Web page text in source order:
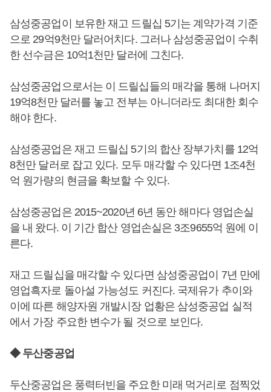
삼성중공업이 보유한 재고 드릴십 5기는 계약가격 기준
으로 29억9천만 달러어치다. 그러나 삼성중공업이 수취
한 선수금은 10억1천만 달러에 그친다.
삼성중공업으로서는 이 드릴십들의 매각을 통해 나머지
19억8천만 달러를 놓고 전부는 아니더라도 최대한 회수
해야 한다.
삼성중공업은 재고 드릴십 5기의 합산 장부가치를 12억
8천만 달러로 잡고 있다. 모두 매각할 수 있다면 1조4천
억 원가량의 현금을 확보할 수 있다.
삼성중공업은 2015~2020년 6년 동안 해마다 영업손실
을 내 왔다. 이 기간 합산 영업손실은 3조9655억 원에 이
른다.
재고 드릴십을 매각할 수 있다면 삼성중공업이 7년 만에
영업흑자로 돌아설 가능성도 커진다. 국제유가 추이와
이에 따른 해양자원 개발시장 업황은 삼성중공업 실적
에서 가장 주요한 변수가 될 것으로 보인다.
◆ 두산중공업
두산중공업은 풍력터빈을 주요한 미래 먹거리로 점찍었